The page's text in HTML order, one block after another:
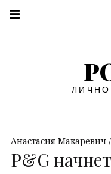
Анастасия Макаревич
P&G